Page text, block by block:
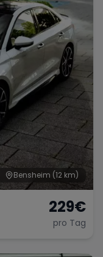
Jaguar
Dodge
Aston Martin
Maserati
Bensheim (12 km)
229€
pro Tag